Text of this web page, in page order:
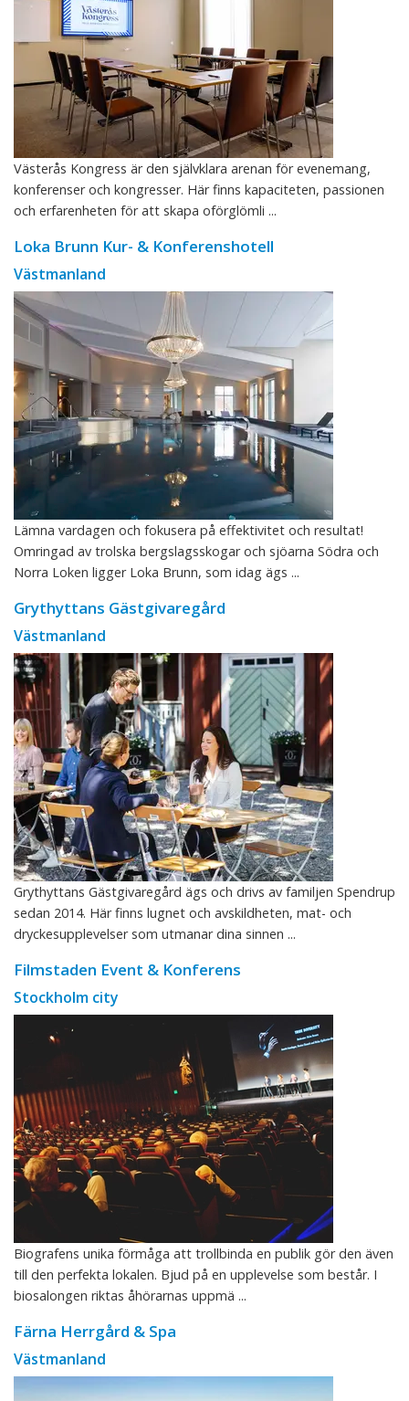
Västerås Kongress är den självklara arenan för evenemang,
konferenser och kongresser. Här finns kapaciteten, passionen
och erfarenheten för att skapa oförglömli ...
Loka Brunn Kur- & Konferenshotell
Västmanland
Lämna vardagen och fokusera på effektivitet och resultat!
Omringad av trolska bergslagsskogar och sjöarna Södra och
Norra Loken ligger Loka Brunn, som idag ägs ...
Grythyttans Gästgivaregård
Västmanland
Grythyttans Gästgivaregård ägs och drivs av familjen Spendrup
sedan 2014. Här finns lugnet och avskildheten, mat- och
dryckesupplevelser som utmanar dina sinnen ...
Filmstaden Event & Konferens
Stockholm city
Biografens unika förmåga att trollbinda en publik gör den även
till den perfekta lokalen. Bjud på en upplevelse som består. I
biosalongen riktas åhörarnas uppmä ...
Färna Herrgård & Spa
Västmanland